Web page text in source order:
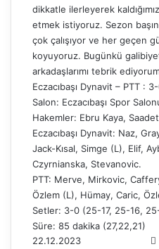
dikkatle ilerleyerek
etmek istiyoruz. Sezon
çok çalışıyor ve her geçen
koyuyoruz. Bugünkü
arkadaşlarımı tebrik
Eczacıbaşı Dynavit – PTT :
Salon: Eczacıbaşı Spor
Hakemler: Ebru Kaya,
Eczacıbaşı Dynavit: Naz,
Jack-Kısal, Simge (L), Elif,
Czyrnianska, Stevanovic.
PTT: Merve, Mirkovic,
Özlem (L), Hümay, Caric,
Setler: 3-0 (25-17, 25-16,
Süre: 85 dakika (27,22,21)
22.12.2023